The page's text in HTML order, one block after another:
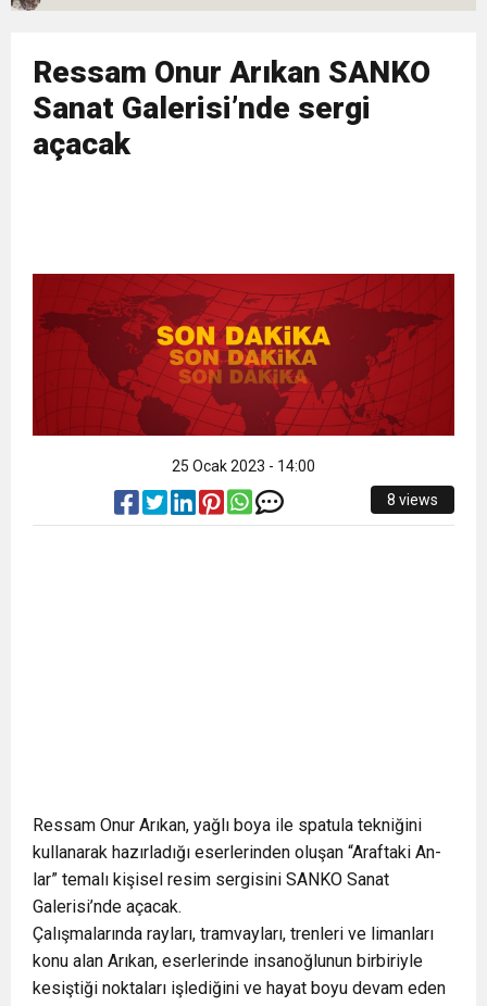
11:32
10:45 Terör Örgütüne MİT’ten Darbe!
Ressam Onur Arıkan SANKO
Sanat Galerisi’nde sergi
açacak
25 Ocak 2023 - 14:00
8 views
Ressam Onur Arıkan, yağlı boya ile spatula tekniğini
kullanarak hazırladığı eserlerinden oluşan “Araftaki An-
lar” temalı kişisel resim sergisini SANKO Sanat
Galerisi’nde açacak.
Çalışmalarında rayları, tramvayları, trenleri ve limanları
konu alan Arıkan, eserlerinde insanoğlunun birbiriyle
kesiştiği noktaları işlediğini ve hayat boyu devam eden